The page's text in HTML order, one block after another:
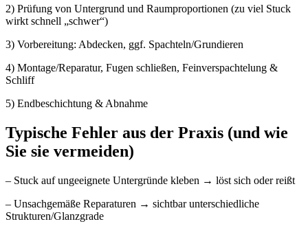
2) Prüfung von Untergrund und Raumproportionen (zu viel Stuck
wirkt schnell „schwer“)
3) Vorbereitung: Abdecken, ggf. Spachteln/Grundieren
4) Montage/Reparatur, Fugen schließen, Feinverspachtelung &
Schliff
5) Endbeschichtung & Abnahme
Typische Fehler aus der Praxis (und wie
Sie sie vermeiden)
– Stuck auf ungeeignete Untergründe kleben → löst sich oder reißt
– Unsachgemäße Reparaturen → sichtbar unterschiedliche
Strukturen/Glanzgrade